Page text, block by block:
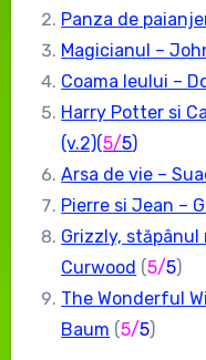
Panza de
Magicianul –
Coama leului –
Harry Potter si
(v.2)(5/5)
Arsa de vie –
Pierre si Jean –
Grizzly, stăpânul
Curwood (5/5)
The Wonderful
Baum (5/5)